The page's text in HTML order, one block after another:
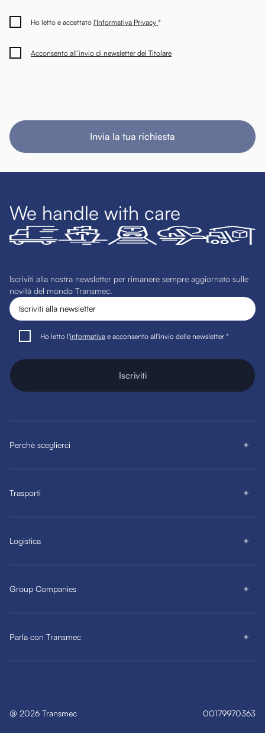
Ho letto e accettato l'Informativa Privacy *
Acconsento all’invio di newsletter del Titolare
Invia la tua richiesta
We handle with care
Iscriviti alla nostra newsletter per rimanere sempre aggiornato sulle
novità del mondo Transmec.
Ho letto l'informativa e acconsento all'invio delle newsletter *
Iscriviti
Perchè sceglierci
Trasporti
Logistica
Group Companies
Parla con Transmec
@ 2026 Transmec 00179970363